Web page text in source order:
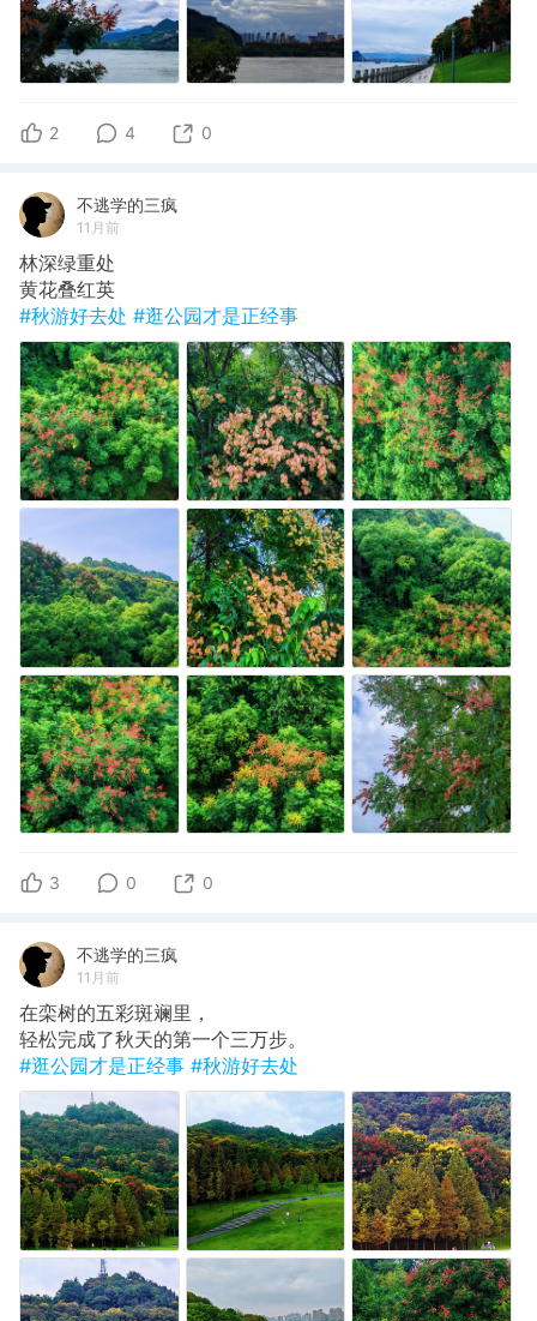
2 4 0
不逃学的三疯
11月前
林深绿重处
黄花​叠红英
#秋游好去处 #逛公园才是正经事
3 0 0
不逃学的三疯
11月前
在栾树的五彩斑斓里，
轻松完成了秋天的第一个三万步。
#逛公园才是正经事 #秋游好去处